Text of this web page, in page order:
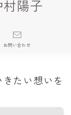
陽子
お問い合わせ
たい想いを